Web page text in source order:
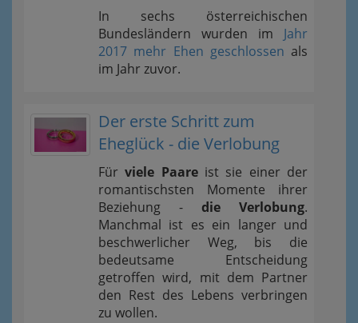
In sechs österreichischen
Bundesländern wurden im Jahr
2017 mehr Ehen geschlossen als
im Jahr zuvor.
Der erste Schritt zum
Eheglück - die Verlobung
Fürviele Paareist sie einer der
romantischsten Momente ihrer
Beziehung - die Verlobung.
Manchmal ist es ein langer und
beschwerlicher Weg, bis die
bedeutsame Entscheidung
getroffen wird, mit dem Partner
den Rest des Lebens verbringen
zu wollen.